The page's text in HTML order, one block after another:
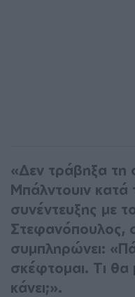
«Δεν τράβηξα τη
Μπάλντουιν κατά
συνέντευξης με
Στεφανόπουλος,
συμπληρώνει:
σκέφτομαι. Τι
κάνει;».